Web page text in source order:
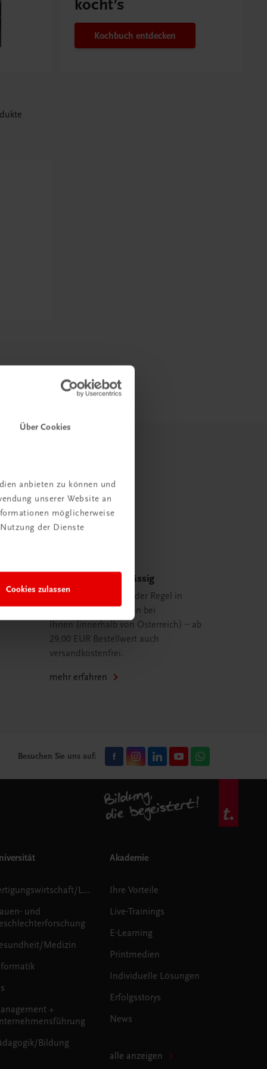
Über Cookies
anbieten zu können und
unserer Website an
möglicherweise
der Dienste
Cookies zulassen
kocht’s
Kochbuch entdecken
Schnell und zuverlässig
Ihre Bestellung ist in der Regel in
spätestens 48 Stunden bei
Ihnen (innerhalb von Österreich) – ab
29,00 EUR Bestellwert auch
versandkostenfrei.
mehr erfahren
Besuchen Sie uns auf:
Fertigungswirtschaft/Logistik
und
Medizin
+
Bildung
Akademie
Ihre Vorteile
Live-Trainings
E-Learning
Printmedien
Individuelle Lösungen
Erfolgsstorys
News
alle anzeigen